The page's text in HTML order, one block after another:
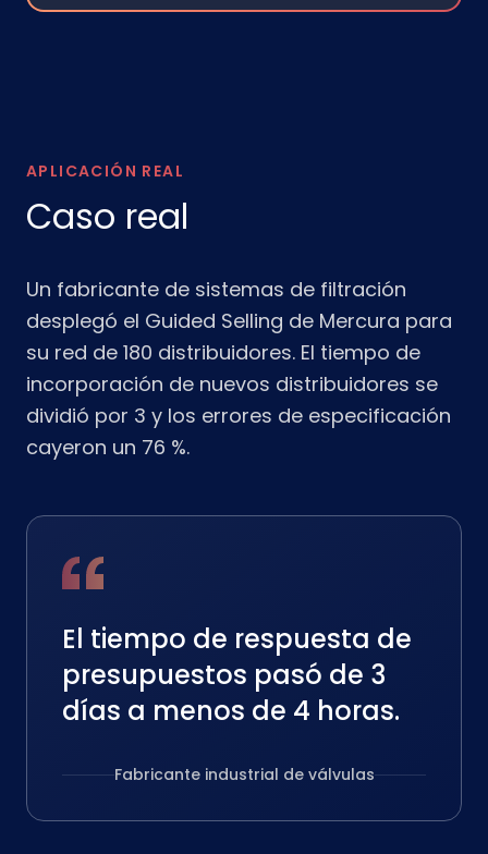
APLICACIÓN REAL
Caso real
Un fabricante de sistemas de filtración
desplegó el Guided Selling de Mercura para
su red de 180 distribuidores. El tiempo de
incorporación de nuevos distribuidores se
dividió por 3 y los errores de especificación
cayeron un 76 %.
El tiempo de respuesta de
presupuestos pasó de 3
días a menos de 4 horas.
Fabricante industrial de válvulas